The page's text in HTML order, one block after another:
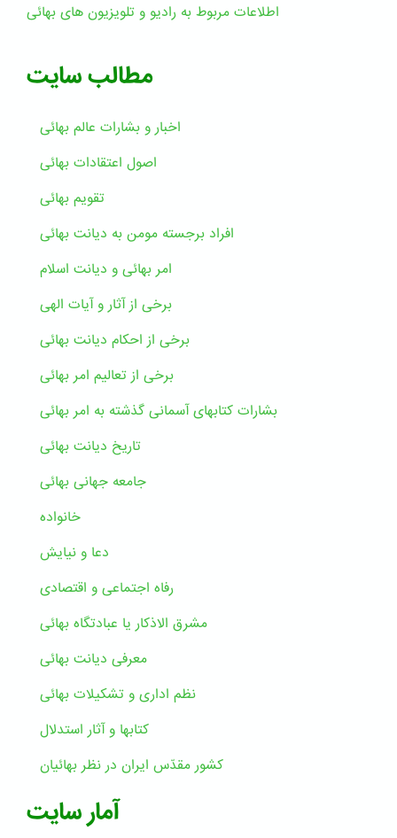
اطلاعات مربوط به رادیو و تلویزیون های بهائی
مطالب سایت
اخبار و بشارات عالم بهائى
اصول اعتقادات بهائی
تقویم بهائی
افراد برجسته مومن به دیانت بهائی
امر بهائی و دیانت اسلام
برخی از آثار و آیات الهی
برخی از احکام دیانت بهائی
برخی از تعالیم امر بهائی
بشارات کتابهای آسمانی گذشته به امر بهائی
تاریخ دیانت بهائی
جامعه جهانی بهائی
خانواده
دعا و نیایش
رفاه اجتماعی و اقتصادی
مشرق الاذکار یا عبادتگاه بهائی
معرفی دیانت بهائی
نظم اداری و تشکیلات بهائی
کتابها و آثار استدلال
کشور مقدّس ایران در نظر بهائیان
آمار سایت